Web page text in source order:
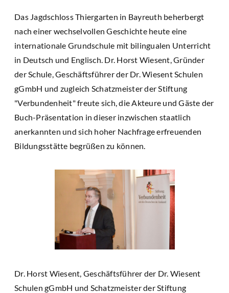
Das Jagdschloss Thiergarten in Bayreuth beherbergt
nach einer wechselvollen Geschichte heute eine
internationale Grundschule mit bilingualen Unterricht
in Deutsch und Englisch. Dr. Horst Wiesent, Gründer
der Schule, Geschäftsführer der Dr. Wiesent Schulen
gGmbH und zugleich Schatzmeister der Stiftung
"Verbundenheit" freute sich, die Akteure und Gäste der
Buch-Präsentation in dieser inzwischen staatlich
anerkannten und sich hoher Nachfrage erfreuenden
Bildungsstätte begrüßen zu können.
Dr. Horst Wiesent, Geschäftsführer der Dr. Wiesent
Schulen gGmbH und Schatzmeister der Stiftung